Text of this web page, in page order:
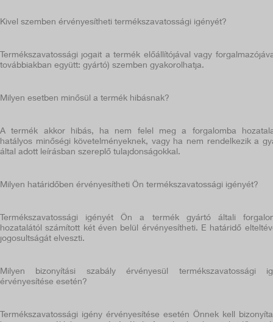
Kivel szemben érvényesítheti termékszavatossági igényét?
Termékszavatossági jogait a termék előállítójával vagy
továbbiakban együtt: gyártó) szemben gyakorolhatja.
Milyen esetben minősül a termék hibásnak?
A termék akkor hibás, ha nem felel meg a forgalomba
hatályos minőségi követelményeknek, vagy ha nem rendelkezik a
által adott leírásban szereplő tulajdonságokkal.
Milyen határidőben érvényesítheti Ön termékszavatossági igényét?
Termékszavatossági igényét Ön a termék gyártó általi
hozatalától számított két éven belül érvényesítheti. E határidő
jogosultságát elveszti.
Milyen bizonyítási szabály érvényesül termékszavatossági
érvényesítése esetén?
Termékszavatossági igény érvényesítése esetén Önnek kell